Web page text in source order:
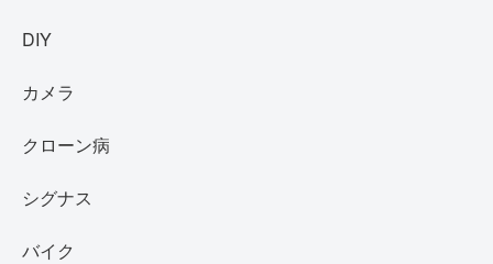
DIY
カメラ
クローン病
シグナス
バイク